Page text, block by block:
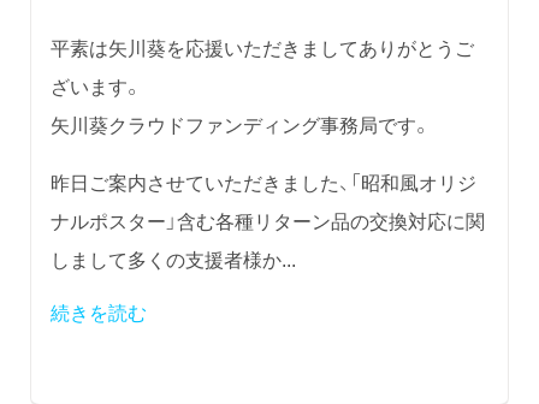
平素は矢川葵を応援いただきましてありがとうご
ざいます。
矢川葵クラウドファンディング事務局です。
昨日ご案内させていただきました、「昭和風オリジ
ナルポスター」含む各種リターン品の交換対応に関
しまして多くの支援者様か...
続きを読む